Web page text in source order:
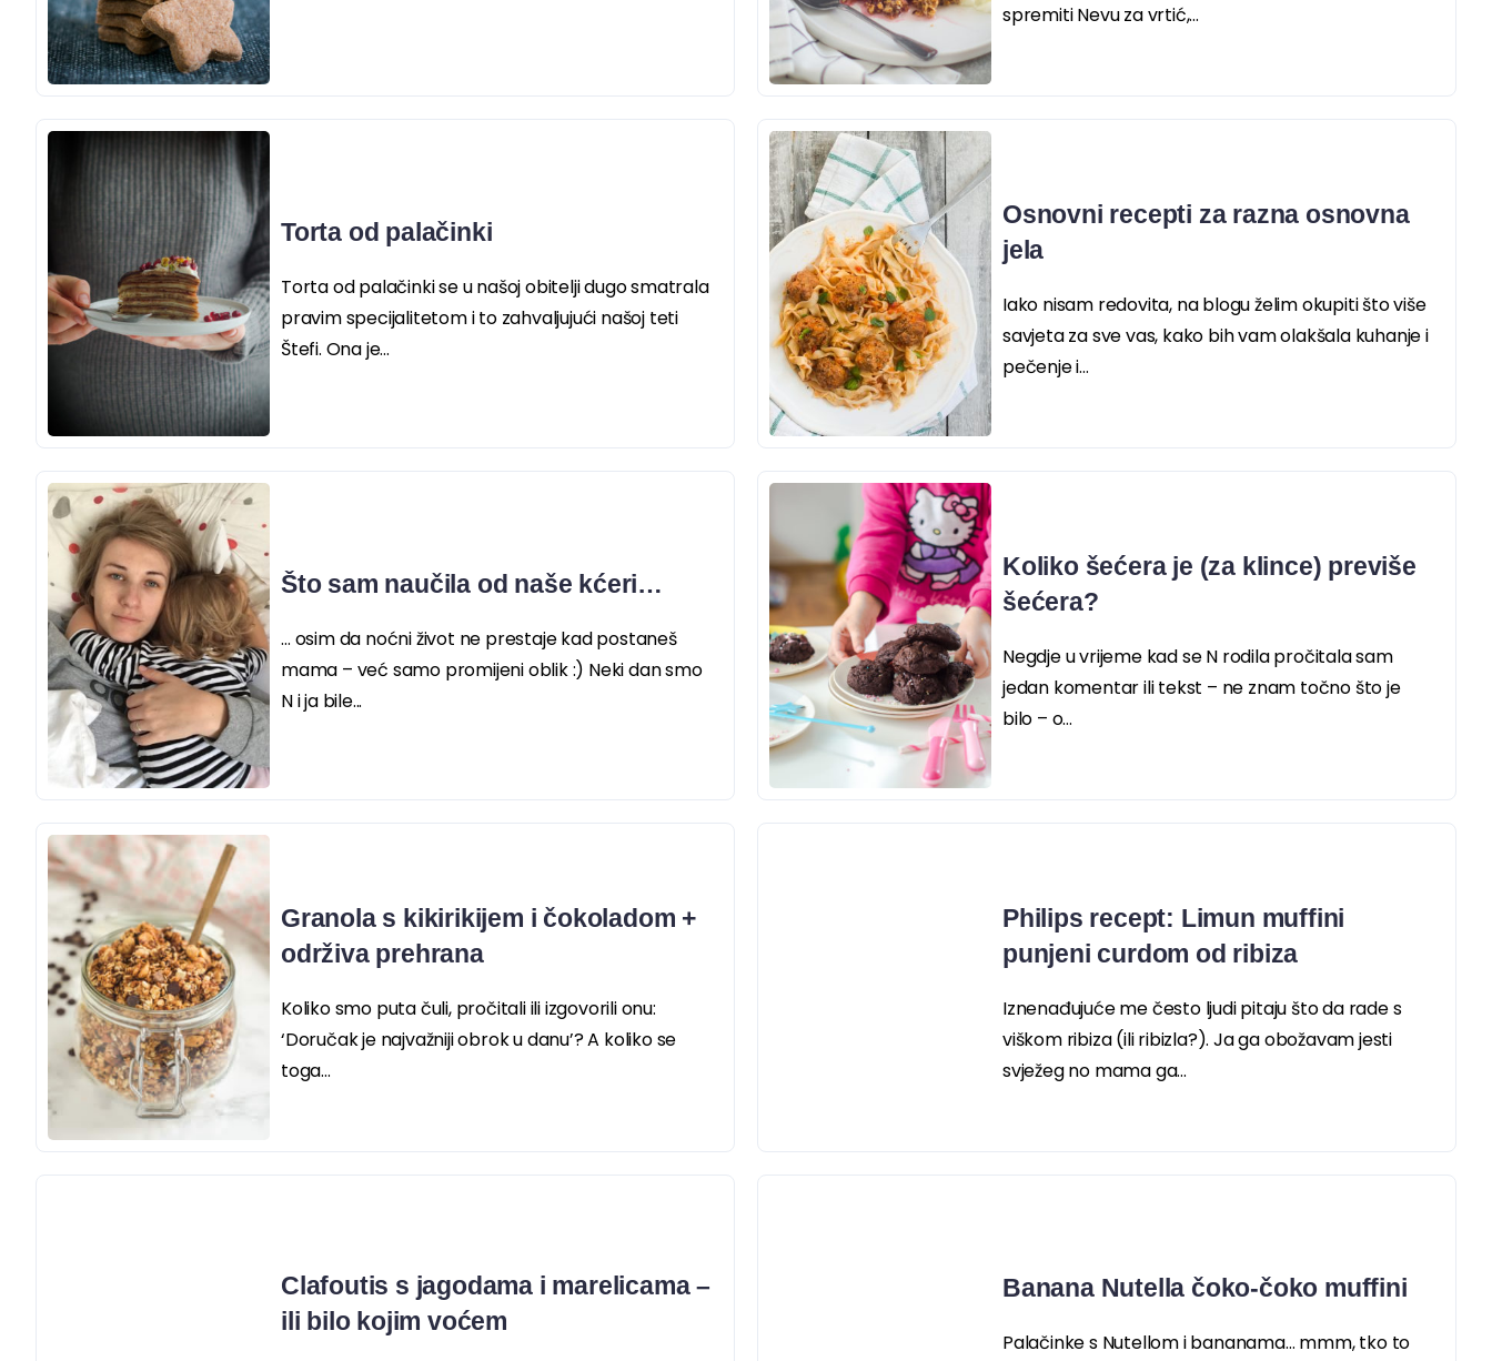
spremiti Nevu za vrtić,...
Torta od palačinki
Torta od palačinki se u našoj obitelji dugo smatrala
pravim specijalitetom i to zahvaljujući našoj teti
Štefi. Ona je...
Osnovni recepti za razna osnovna
jela
Iako nisam redovita, na blogu želim okupiti što više
savjeta za sve vas, kako bih vam olakšala kuhanje i
pečenje i...
Što sam naučila od naše kćeri…
… osim da noćni život ne prestaje kad postaneš
mama – već samo promijeni oblik :) Neki dan smo
N i ja bile...
Koliko šećera je (za klince) previše
šećera?
Negdje u vrijeme kad se N rodila pročitala sam
jedan komentar ili tekst – ne znam točno što je
bilo – o...
Granola s kikirikijem i čokoladom +
održiva prehrana
Koliko smo puta čuli, pročitali ili izgovorili onu:
‘Doručak je najvažniji obrok u danu’? A koliko se
toga...
Philips recept: Limun muffini
punjeni curdom od ribiza
Iznenađujuće me često ljudi pitaju što da rade s
viškom ribiza (ili ribizla?). Ja ga obožavam jesti
svježeg no mama ga...
Clafoutis s jagodama i marelicama –
ili bilo kojim voćem
Banana Nutella čoko-čoko muffini
Palačinke s Nutellom i bananama… mmm, tko to